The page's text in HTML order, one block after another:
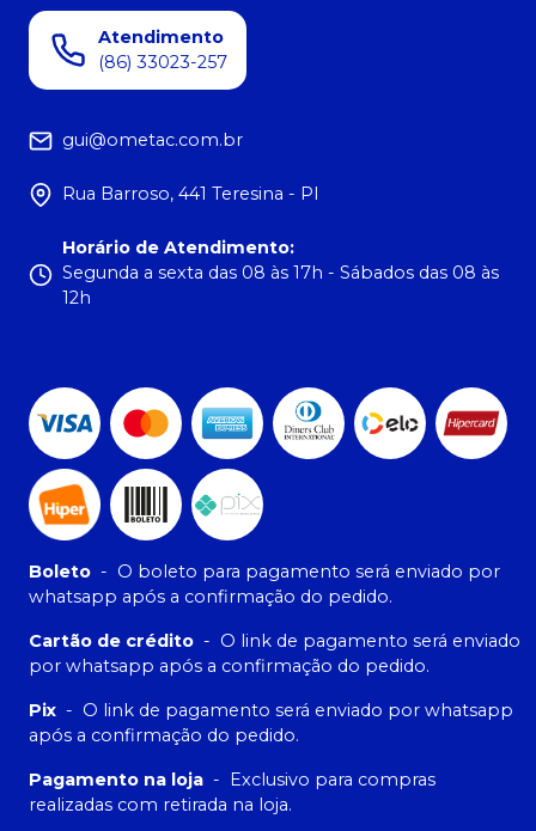
Atendimento
(86) 33023-257
gui@ometac.com.br
Rua Barroso, 441 Teresina - PI
Horário de Atendimento:
Segunda a sexta das 08 às 17h - Sábados das 08 às
12h
Boleto - O boleto para pagamento será enviado por
whatsapp após a confirmação do pedido.
Cartão de crédito - O link de pagamento será enviado
por whatsapp após a confirmação do pedido.
Pix - O link de pagamento será enviado por whatsapp
após a confirmação do pedido.
Pagamento na loja -
Exclusivo para compras
realizadas com retirada na loja.